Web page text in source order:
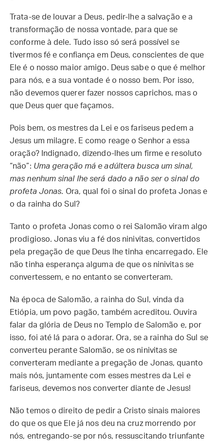
Trata-se de louvar a Deus, pedir-lhe a salvação e a
transformação de nossa vontade, para que se
conforme à dele. Tudo isso só será possível se
tivermos fé e confiança em Deus, conscientes de que
Ele é o nosso maior amigo. Deus sabe o que é melhor
para nós, e a sua vontade é o nosso bem. Por isso,
não devemos querer fazer nossos caprichos, mas o
que Deus quer que façamos.
Pois bem, os mestres da Lei e os fariseus pedem a
Jesus um milagre. E como reage o Senhor a essa
oração? Indignado, dizendo-lhes um firme e resoluto
“não”: Uma geração má e adúltera busca um sinal,
mas nenhum sinal lhe será dado a não ser o sinal do
profeta Jonas. Ora, qual foi o sinal do profeta Jonas e
o da rainha do Sul?
Tanto o profeta Jonas como o rei Salomão viram algo
prodigioso. Jonas viu a fé dos ninivitas, convertidos
pela pregação de que Deus lhe tinha encarregado. Ele
não tinha esperança alguma de que os ninivitas se
convertessem, e no entanto se converteram.
Na época de Salomão, a rainha do Sul, vinda da
Etiópia, um povo pagão, também acreditou. Ouvira
falar da glória de Deus no Templo de Salomão e, por
isso, foi até lá para o adorar. Ora, se a rainha do Sul se
converteu perante Salomão, se os ninivitas se
converteram mediante a pregação de Jonas, quanto
mais nós, juntamente com esses mestres da Lei e
fariseus, devemos nos converter diante de Jesus!
Não temos o direito de pedir a Cristo sinais maiores
do que os que Ele já nos deu na cruz morrendo por
nós, entregando-se por nós, ressuscitando triunfante